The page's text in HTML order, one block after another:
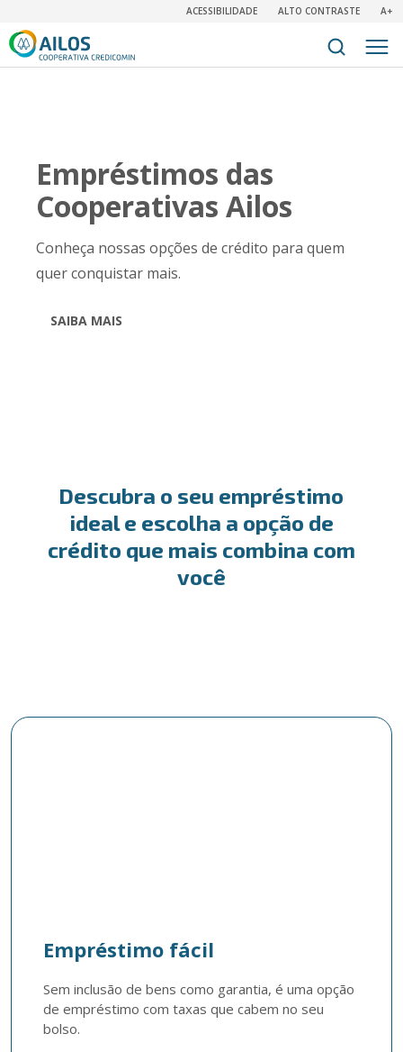
ACESSIBILIDADE ALTO CONTRASTE A+
Empréstimos das
Cooperativas Ailos
Conheça nossas opções de crédito para quem
quer conquistar mais.
SAIBA MAIS
Descubra o seu empréstimo
ideal e escolha a opção de
crédito que mais combina com
você
Empréstimo fácil
Sem inclusão de bens como garantia, é uma opção
de empréstimo com taxas que cabem no seu
bolso.